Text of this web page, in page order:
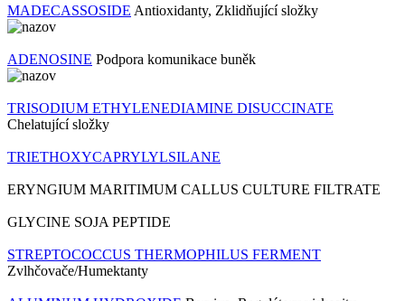
MADECASSOSIDE Antioxidanty, Zklidňující složky
ADENOSINE Podpora komunikace buněk
TRISODIUM ETHYLENEDIAMINE DISUCCINATE
Chelatující složky
TRIETHOXYCAPRYLYLSILANE
ERYNGIUM MARITIMUM CALLUS CULTURE FILTRATE
GLYCINE SOJA PEPTIDE
STREPTOCOCCUS THERMOPHILUS FERMENT
Zvlhčovače/Humektanty